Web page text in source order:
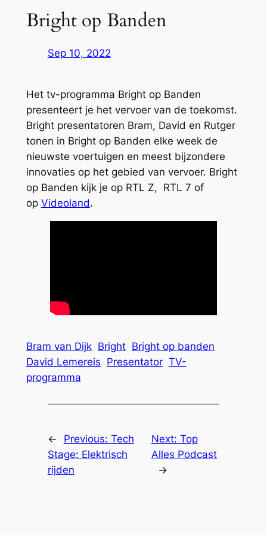
Bright op Banden
Sep 10, 2022
Het tv-programma Bright op Banden
presenteert je het vervoer van de toekomst.
Bright presentatoren Bram, David en Rutger
tonen in Bright op Banden elke week de
nieuwste voertuigen en meest bijzondere
innovaties op het gebied van vervoer. Bright
op Banden kijk je op RTL Z, RTL 7 of
op Videoland.
Bram van Dijk Bright Bright op banden
David Lemereis Presentator TV-
programma
← Previous: Tech
Stage: Elektrisch
rijden
Next: Top
Alles Podcast
→